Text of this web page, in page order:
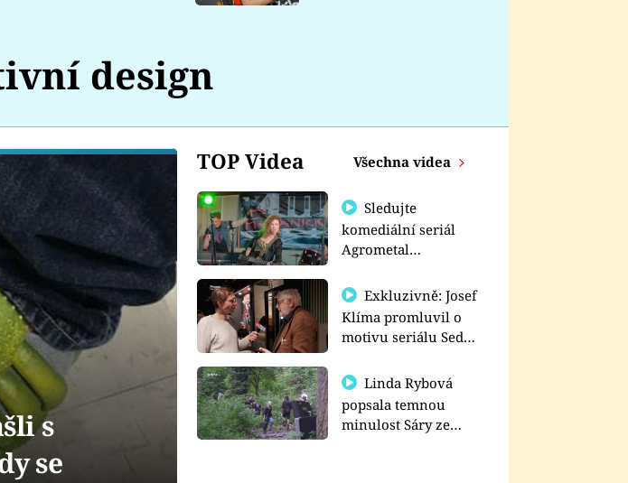
design
TOP Videa Všechna videa
Sledujte
komediální seriál
Agrometal
prima+
Exkluzivně: Josef
Klíma promluvil o
motivu seriálu Sedm
Linda Rybová
popsala temnou
minulost Sáry ze
s
se